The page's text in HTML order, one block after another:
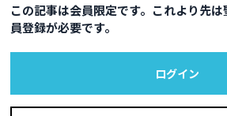
この記事は会員限定です。これより先
員登録が必要です。
ログイン